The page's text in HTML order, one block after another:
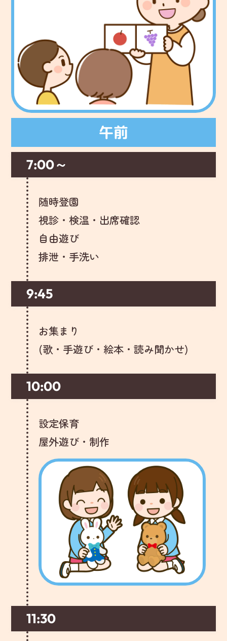
午前
7:00～
随時登園
視診・検温・出席確認
自由遊び
排泄・手洗い
9:45
お集まり
(歌・手遊び・絵本・読み聞かせ)
10:00
設定保育
屋外遊び・制作
11:30